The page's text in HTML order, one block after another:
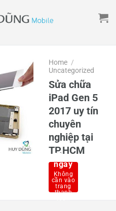
Home /
Uncategorized
Sửa chữa
iPad Gen 5
2017 uy tín
chuyên
nghiệp tại
TP.HCM
Mua
ngay